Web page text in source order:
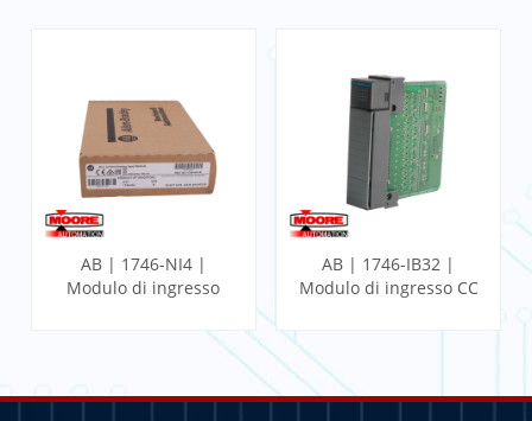
AB | 1746-NI4 |
Modulo di ingresso
AB | 1746-IB32 |
Modulo di ingresso CC